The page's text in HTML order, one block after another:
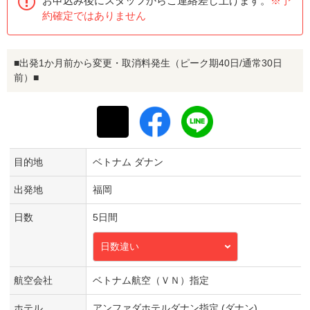
約確定ではありません
■出発1か月前から変更・取消料発生（ピーク期40日/通常30日
前）■
目的地 ベトナム ダナン
出発地 福岡
日数 5日間
日数違い
航空会社 ベトナム航空（ＶＮ）指定
ホテル アンファダホテルダナン指定 (ダナン)